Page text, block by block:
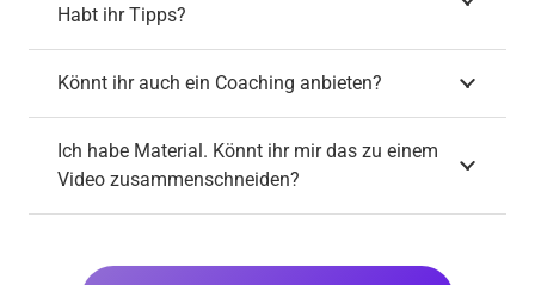
Habt ihr Tipps?
Könnt ihr auch ein Coaching anbieten?
Ich habe Material. Könnt ihr mir das zu einem
Video zusammenschneiden?